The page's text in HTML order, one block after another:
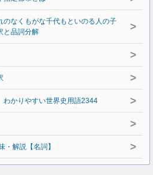
のなくもがな千代もといのる人の子
と品詞分解
>
>
>
かりやすい世界史用語2344 >
>
・解説【名詞】 >